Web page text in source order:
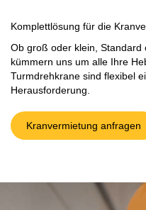
Komplettlösung für die
Ob groß oder klein, Standard
kümmern uns um alle Ihre
Turmdrehkrane sind flexibel
Herausforderung.
Kranvermietung anfragen